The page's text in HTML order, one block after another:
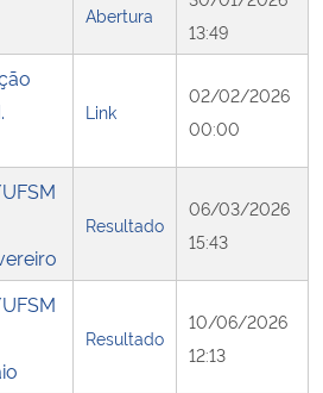
Abertura
13:49
Link
02/02/2026
00:00
Resultado
06/03/2026
15:43
Resultado
10/06/2026
12:13